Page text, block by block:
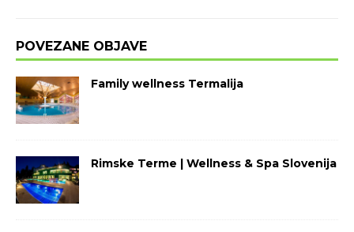
POVEZANE OBJAVE
Family wellness Termalija
Rimske Terme | Wellness & Spa Slovenija